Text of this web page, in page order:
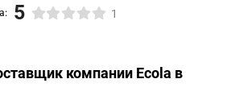
5 1
компании Ecola в